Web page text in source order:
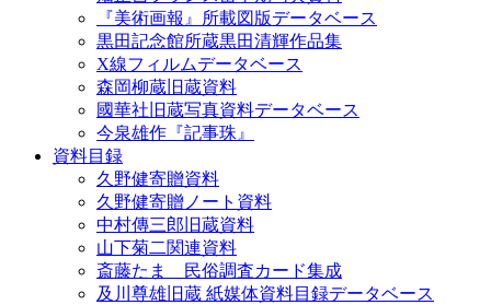
『美術画報』所載図版データベース
黒田記念館所蔵黒田清輝作品集
X線フィルムデータベース
森岡柳蔵旧蔵資料
國華社旧蔵写真資料データベース
今泉雄作『記事珠』
資料目録
久野健寄贈資料
久野健寄贈ノート資料
中村傳三郎旧蔵資料
山下菊二関連資料
斎藤たま 民俗調査カード集成
及川尊雄旧蔵 紙媒体資料目録データベース